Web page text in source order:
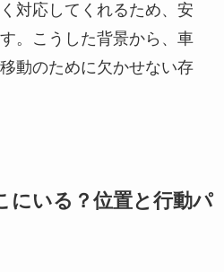
対応してくれるため、安
。こうした背景から、車
動のために欠かせない存
にいる？位置と行動パ